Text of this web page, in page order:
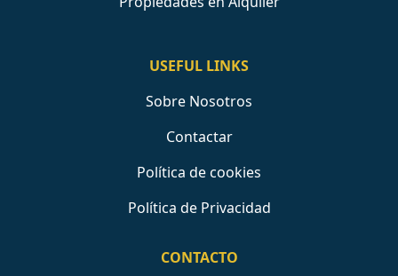
USEFUL LINKS
Sobre Nosotros
Contactar
Política de cookies
Política de Privacidad
CONTACTO